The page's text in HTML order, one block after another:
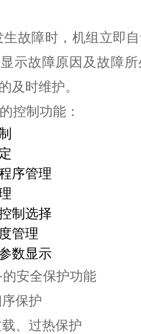
生故障时，机组立即
示故障原因及故障
及时维护。
控制功能：
序管理
制选择
管理
数显示
安全保护功能
保护
、过热保护